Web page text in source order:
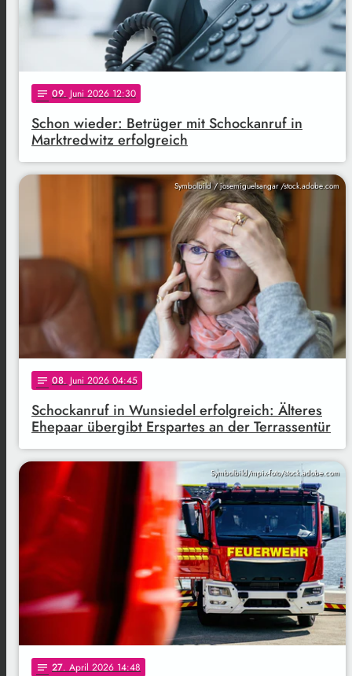
notes 09. Juni 2026 12:30
Schon wieder: Betrüger mit Schockanruf in
Marktredwitz erfolgreich
Symbolbild / josemiguelsangar /stock.adobe.com
notes 08. Juni 2026 04:45
Schockanruf in Wunsiedel erfolgreich: Älteres
Ehepaar übergibt Erspartes an der Terrassentür
Symbolbild/mpix-foto/stock.adobe.com
notes 27. April 2026 14:48